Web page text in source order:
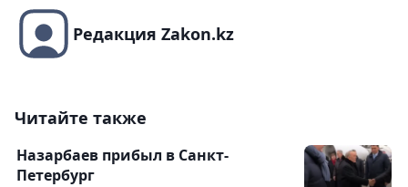
Редакция Zakon.kz
Читайте также
Назарбаев прибыл в Санкт-
Петербург